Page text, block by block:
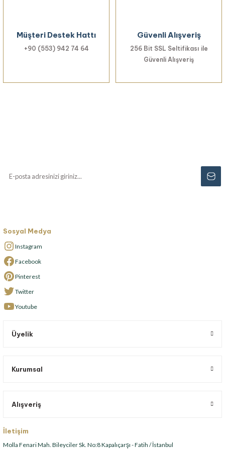
Müşteri Destek Hattı
+90 (553) 942 74 64
Güvenli Alışveriş
256 Bit SSL Seltifikası ile
Güvenli Alışveriş
Sosyal Medya
Instagram
Facebook
Pinterest
Twitter
Youtube
Üyelik
Kurumsal
Alışveriş
İletişim
Molla Fenari Mah. Bileyciler Sk. No:8 Kapalıçarşı - Fatih / İstanbul